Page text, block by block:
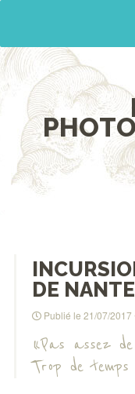
DE
Publié le 21/07/2017
« Pas assez
Trop de